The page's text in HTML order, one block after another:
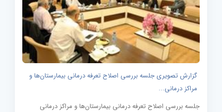
گزارش تصویری جلسه بررسی اصلاح تعرفه درمانی بیمارستان‌ها و
مراکز درمانی...
جلسه بررسی اصلاح تعرفه درمانی بیمارستان‌ها و مراکز درمانی